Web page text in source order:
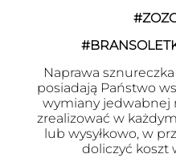
Naprawa
posiadają Państwo
wymiany jedwabnej
zrealizować w
lub wysyłkowo, w
doliczyć koszt